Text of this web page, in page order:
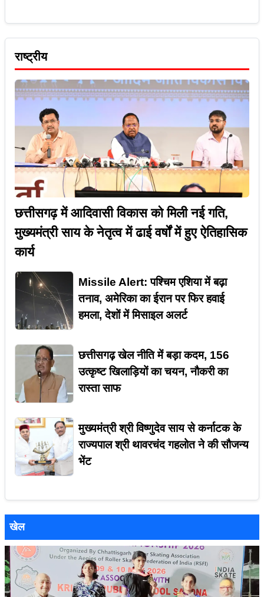
राष्ट्रीय
छत्तीसगढ़ में आदिवासी विकास को मिली नई गति,
मुख्यमंत्री साय के नेतृत्व में ढाई वर्षों में हुए ऐतिहासिक
कार्य
Missile Alert: पश्चिम एशिया में बढ़ा
तनाव, अमेरिका का ईरान पर फिर हवाई
हमला, देशों में मिसाइल अलर्ट
छत्तीसगढ़ खेल नीति में बड़ा कदम, 156
उत्कृष्ट खिलाड़ियों का चयन, नौकरी का
रास्ता साफ
मुख्यमंत्री श्री विष्णुदेव साय से कर्नाटक के
राज्यपाल श्री थावरचंद गहलोत ने की सौजन्य
भेंट
खेल